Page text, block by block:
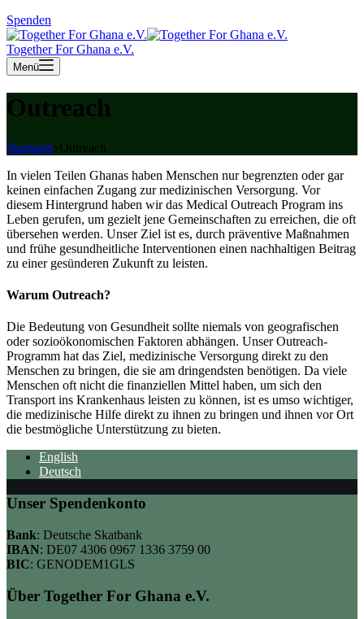
Spenden
Together For Ghana e.V.
Menü
Outreach
Startseite Outreach
In vielen Teilen Ghanas haben Menschen nur begrenzten oder gar
keinen einfachen Zugang zur medizinischen Versorgung. Vor
diesem Hintergrund haben wir das Medical Outreach Program ins
Leben gerufen, um gezielt jene Gemeinschaften zu erreichen, die oft
übersehen werden. Unser Ziel ist es, durch präventive Maßnahmen
und frühe gesundheitliche Interventionen einen nachhaltigen Beitrag
zu einer gesünderen Zukunft zu leisten.
Warum Outreach?
Die Bedeutung von Gesundheit sollte niemals von geografischen
oder sozioökonomischen Faktoren abhängen. Unser Outreach-
Programm hat das Ziel, medizinische Versorgung direkt zu den
Menschen zu bringen, die sie am dringendsten benötigen. Da viele
Menschen oft nicht die finanziellen Mittel haben, um sich den
Transport ins Krankenhaus leisten zu können, ist es umso wichtiger,
die medizinische Hilfe direkt zu ihnen zu bringen und ihnen vor Ort
die bestmögliche Unterstützung zu bieten.
English
Deutsch
Unser Spendenkonto
Bank: Deutsche Skatbank
IBAN: DE07 4306 0967 1336 3759 00
BIC: GENODEM1GLS
Über Together For Ghana e.V.